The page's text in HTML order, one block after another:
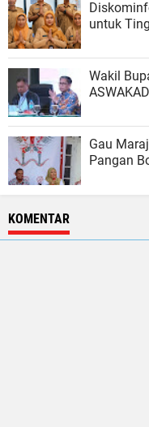
untuk
Wakil
Gau
Pangan
KOMENTAR